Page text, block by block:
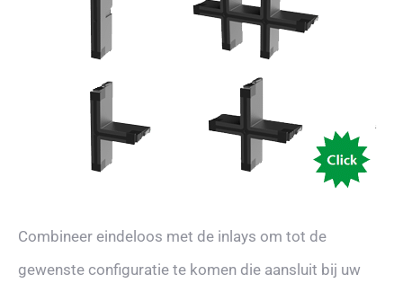
Combineer eindeloos met de inlays om tot de
gewenste configuratie te komen die aansluit bij uw